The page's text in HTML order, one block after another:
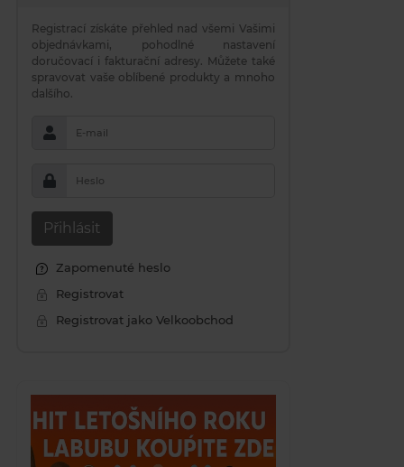
Registrací získáte přehled nad všemi Vašimi
objednávkami, pohodlné nastavení
doručovací i fakturační adresy. Můžete také
spravovat vaše oblíbené produkty a mnoho
dalšího.
E-mail
Heslo
Přihlásit
Zapomenuté heslo
Registrovat
Registrovat jako Velkoobchod